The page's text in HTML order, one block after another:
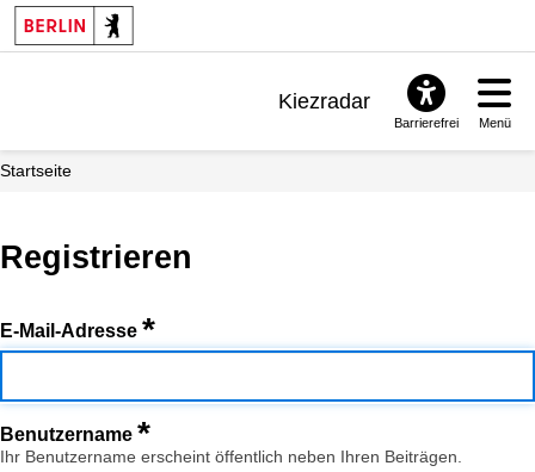
Kiezradar
Barrierefrei Menü
Startseite
Registrieren
E-Mail-Adresse *
Benutzername *
Ihr Benutzername erscheint öffentlich neben Ihren Beiträgen.